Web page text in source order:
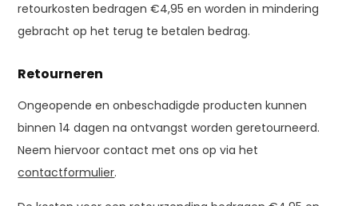
retourkosten bedragen €4,95 en worden in mindering
gebracht op het terug te betalen bedrag.
Retourneren
Ongeopende en onbeschadigde producten kunnen
binnen 14 dagen na ontvangst worden geretourneerd.
Neem hiervoor contact met ons op via het
contactformulier.